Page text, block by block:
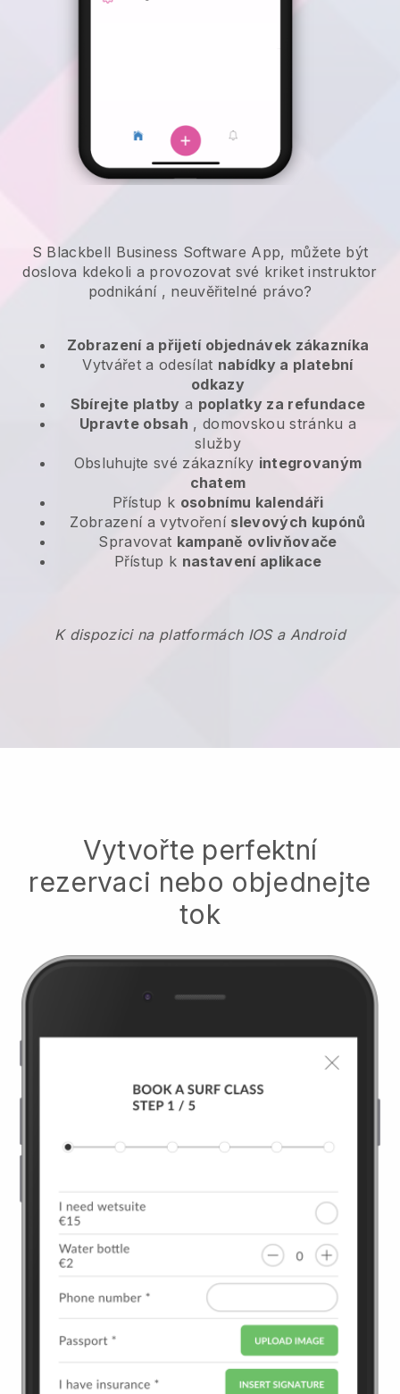
S Blackbell Business Software App, můžete být
doslova kdekoli a provozovat své kriket instruktor
podnikání, neuvěřitelné právo?
Zobrazení a přijetí objednávek zákazníka
Vytvářet a odesílat nabídky a platební
odkazy
Sbírejte platby a poplatky za refundace
Upravte obsah , domovskou stránku a
služby
Obsluhujte své zákazníky integrovaným
chatem
Přístup k osobnímu kalendáři
Zobrazení a vytvoření slevových kupónů
Spravovat kampaně ovlivňovače
Přístup k nastavení aplikace
K dispozici na platformách IOS a Android
Vytvořte perfektní
rezervaci nebo objednejte
tok